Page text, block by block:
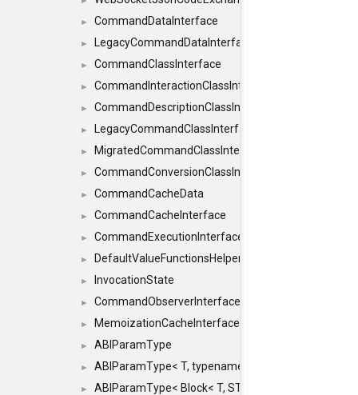
► CommandDataInterface
► LegacyCommandDataInterface
► CommandClassInterface
► CommandInteractionClassInterface
► CommandDescriptionClassInterface
► LegacyCommandClassInterface
► MigratedCommandClassInterface
► CommandConversionClassInterface
► CommandCacheData
► CommandCacheInterface
► CommandExecutionInterface
► DefaultValueFunctionsHelper< const Result<
► InvocationState
► CommandObserverInterface
► MemoizationCacheInterface
► ABIParamType
► ABIParamType< T, typename std::enable_if<
► ABIParamType< Block< T, STRIDED, MOVE > >